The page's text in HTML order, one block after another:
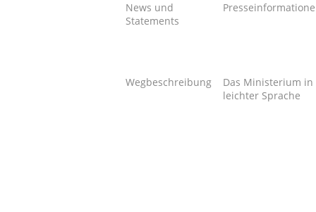
News und
Statements
Wegbeschreibung
Das Ministerium in
leichter Sprache